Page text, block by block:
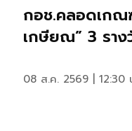
กอช.คลอดเกณ
เกษียณ” 3 รา
08 ส.ค. 2569 | 12:30